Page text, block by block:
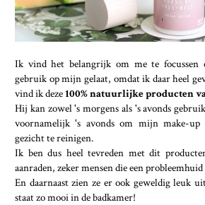
Ik vind het belangrijk om me te focussen
gebruik op mijn gelaat, omdat ik daar heel
vind ik deze100% natuurlijke producten
Hij kan zowel 's morgens als 's avonds
voornamelijk 's avonds om mijn make-
gezicht te reinigen.
Ik ben dus heel tevreden met dit
aanraden, zeker mensen die een
En daarnaast zien ze er ook geweldig leuk
staat zo mooi in de badkamer!